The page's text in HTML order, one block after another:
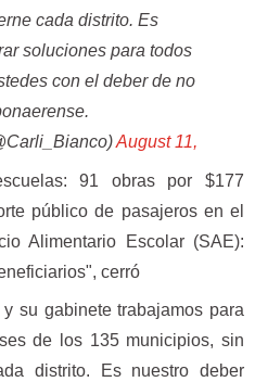
cada distrito. Es
soluciones para todos
con el deber de no
August 11,
91 obras por $177
público de pasajeros en el
Alimentario Escolar (SAE):
cerró
su gabinete trabajamos para
de los 135 municipios, sin
distrito. Es nuestro deber